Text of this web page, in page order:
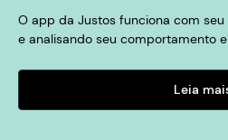
O app da Justos funciona com
e analisando seu comportamento
Leia